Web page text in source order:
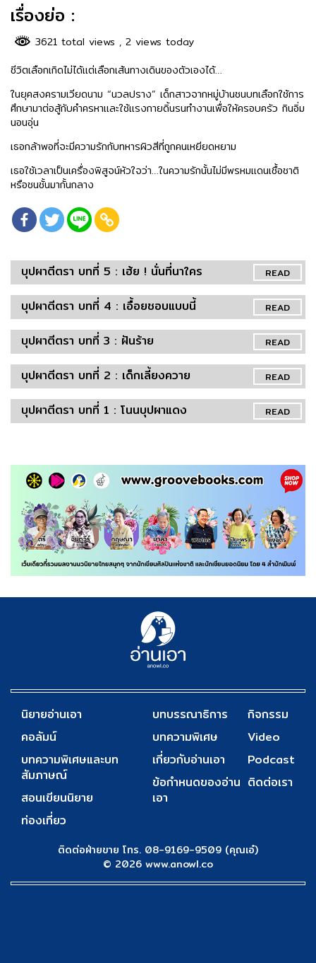
เรื่องย่อ :
3621 total views , 2 views today
ชีวิตเลือกเกิดไม่ได้แต่เลือกเส้นทางเดินของตัวเองได้…
ในยุคสงครามเวียดนาม “นวลปราง” เด็กสาวจากหมู่บ้านชนบทเลือกใช้การ
ศึกษามาต่อสู้กับคำครหาและใช้แรงกายดิ้นรนทำงานเพื่อให้ครอบครัว กินอิ่ม
นอนอุ่น
เธอกล้าพอที่จะมีความรักกับทหารผิวสีที่ถูกคนเหยียดหยาม
เธอใช้เวลาเป็นเครื่องพิสูจน์หัวใจว่า…ในความรักนั้นไม่มีพรหมแดนเชื้อชาติ
หรือชนชั้นมากั้นกลาง
READ
บุปผาตีตรา บทที่ 5 : เฮ้ย ! นั่นที่นาใคร
READ
บุปผาตีตรา บทที่ 4 : เอื้อยชอบแบบนี้
READ
บุปผาตีตรา บทที่ 3 : ฝันร้าย
READ
บุปผาตีตรา บทที่ 2 : เด็กเลี้ยงควาย
READ
บุปผาตีตรา บทที่ 1 : โนนบุปผาแดง
นิยายอ่านเอา
คอลัมน์
บทความพิเศษและบท
สัมภาษณ์
สอนเขียนนิยาย
ท่องเที่ยว
บทบรรณาธิการ
บทความพิเศษ
เกี่ยวกับอ่านเอา
ข้อกำหนดของอ่าน
เอา
กิจกรรม
Video
Podcast
ติดต่อเรา
ติดต่อฝ่ายขาย โทร. 08-9169-9509 (คุณเอ๋)
© 2026 www.anowl.co